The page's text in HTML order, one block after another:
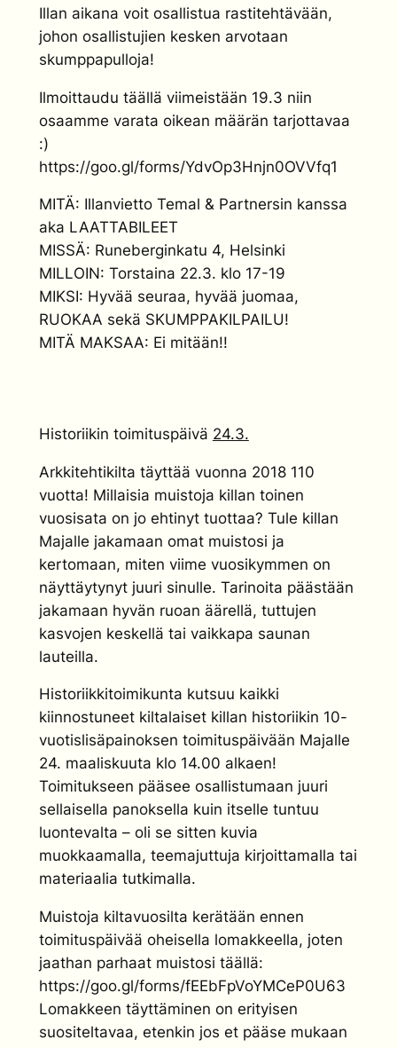
Illan aikana voit osallistua rastitehtävään,
johon osallistujien kesken arvotaan
skumppapulloja!
Ilmoittaudu täällä viimeistään 19.3 niin
osaamme varata oikean määrän tarjottavaa
:)
https://goo.gl/forms/YdvOp3Hnjn0OVVfq1
MITÄ: Illanvietto Temal & Partnersin kanssa
aka LAATTABILEET
MISSÄ: Runeberginkatu 4, Helsinki
MILLOIN: Torstaina 22.3. klo 17-19
MIKSI: Hyvää seuraa, hyvää juomaa,
RUOKAA sekä SKUMPPAKILPAILU!
MITÄ MAKSAA: Ei mitään!!
Historiikin toimituspäivä 24.3.
Arkkitehtikilta täyttää vuonna 2018 110
vuotta! Millaisia muistoja killan toinen
vuosisata on jo ehtinyt tuottaa? Tule killan
Majalle jakamaan omat muistosi ja
kertomaan, miten viime vuosikymmen on
näyttäytynyt juuri sinulle. Tarinoita päästään
jakamaan hyvän ruoan äärellä, tuttujen
kasvojen keskellä tai vaikkapa saunan
lauteilla.
Historiikkitoimikunta kutsuu kaikki
kiinnostuneet kiltalaiset killan historiikin 10-
vuotislisäpainoksen toimituspäivään Majalle
24. maaliskuuta klo 14.00 alkaen!
Toimitukseen pääsee osallistumaan juuri
sellaisella panoksella kuin itselle tuntuu
luontevalta – oli se sitten kuvia
muokkaamalla, teemajuttuja kirjoittamalla tai
materiaalia tutkimalla.
Muistoja kiltavuosilta kerätään ennen
toimituspäivää oheisella lomakkeella, joten
jaathan parhaat muistosi täällä:
https://goo.gl/forms/fEEbFpVoYMCeP0U63
Lomakkeen täyttäminen on erityisen
suositeltavaa, etenkin jos et pääse mukaan